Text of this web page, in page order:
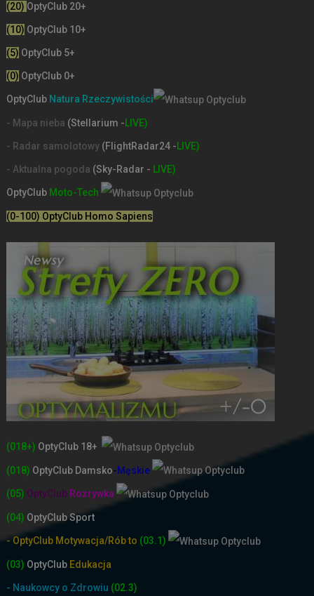
(20) OptyClub 20+
(10) OptyClub 10+
(5) OptyClub 5+
(0) OptyClub 0+
OptyClub Natura Rzeczywistości
- Mapa nieba (Stellarium -LIVE)
- Radar samolotowy (FlightRadar24 -LIVE)
- Aktualna pogoda (Sky-Radar - LIVE)
OptyClub Moto-Tech
(0-100) OptyClub Homo Sapiens
(018+) OptyClub 18+
(018) OptyClub Damsko-Męskie
(05) OptyClub Rozrywka
(04) OptyClub Sport
- OptyClub Motywacja/Rób to (03.1)
(03) OptyClub Edukacja
- Naukowcy o Zdrowiu (02.3)